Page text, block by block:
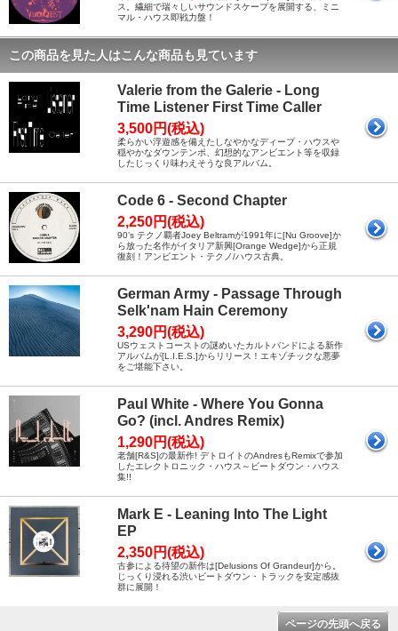
ス。繊細で瑞々しいサウンドスケープを展開する、ミニ
マル・ハウス即戦力盤！
この商品を見た人はこんな商品も見ています
Valerie from the Galerie - Long
Time Listener First Time Caller
3,500円(税込)
柔らかい浮遊感を備えたしなやかなディープ・ハウスや
穏やかなダウンテンポ、幻想的なアンビエント等を収録
したじっくり味わえそうな良アルバム。
Code 6 - Second Chapter
2,250円(税込)
90’s テクノ覇者Joey Beltramが1991年に[Nu Groove]か
ら放った名作がイタリア新興[Orange Wedge]から正規
復刻！アンビエント・テクノ/ハウス古典。
German Army - Passage Through
Selk'nam Hain Ceremony
3,290円(税込)
USウェストコーストの謎めいたカルトバンドによる新作
アルバムが[L.I.E.S.]からリリース！エキゾチックな悪夢
をご堪能下さい。
Paul White - Where You Gonna
Go? (incl. Andres Remix)
1,290円(税込)
老舗[R&S]の最新作! デトロイトのAndresもRemixで参加
したエレクトロニック・ハウス～ビートダウン・ハウス
集!!
Mark E - Leaning Into The Light
EP
2,350円(税込)
古参による待望の新作は[Delusions Of Grandeur]から。
じっくり浸れる渋いビートダウン・トラックを安定感抜
群に展開！
ページの先頭へ戻る